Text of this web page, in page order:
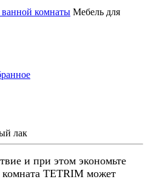
комнаты Мебель для
лак
и при этом экономьте
комната TETRIM может